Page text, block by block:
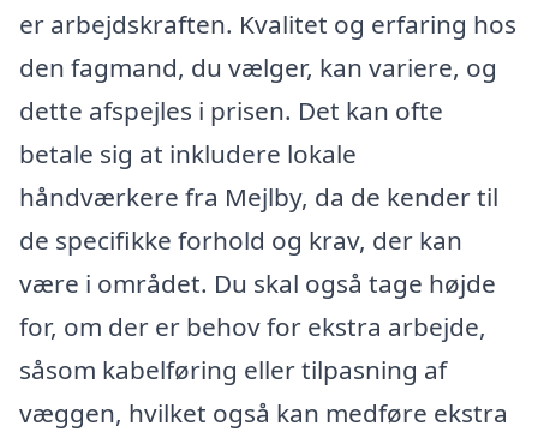
er arbejdskraften. Kvalitet og erfaring hos
den fagmand, du vælger, kan variere, og
dette afspejles i prisen. Det kan ofte
betale sig at inkludere lokale
håndværkere fra Mejlby, da de kender til
de specifikke forhold og krav, der kan
være i området. Du skal også tage højde
for, om der er behov for ekstra arbejde,
såsom kabelføring eller tilpasning af
væggen, hvilket også kan medføre ekstra